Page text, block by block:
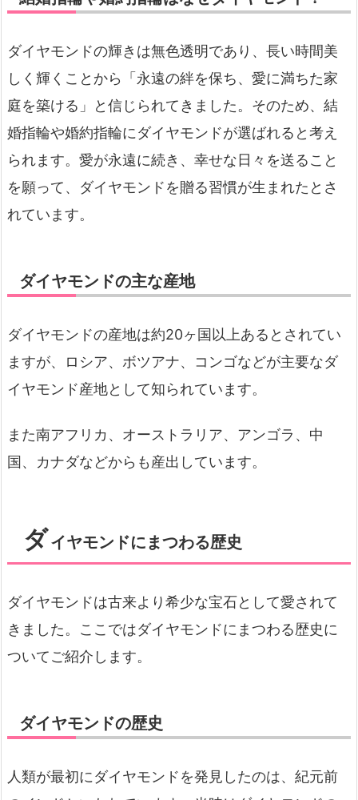
ダイヤモンドの輝きは無色透明であり、長い時間美
しく輝くことから「永遠の絆を保ち、愛に満ちた家
庭を築ける」と信じられてきました。そのため、結
婚指輪や婚約指輪にダイヤモンドが選ばれると考え
られます。愛が永遠に続き、幸せな日々を送ること
を願って、ダイヤモンドを贈る習慣が生まれたとさ
れています。
ダイヤモンドの主な産地
ダイヤモンドの産地は約20ヶ国以上あるとされてい
ますが、ロシア、ボツアナ、コンゴなどが主要なダ
イヤモンド産地として知られています。
また南アフリカ、オーストラリア、アンゴラ、中
国、カナダなどからも産出しています。
ダイヤモンドにまつわる歴史
ダイヤモンドは古来より希少な宝石として愛されて
きました。ここではダイヤモンドにまつわる歴史に
ついてご紹介します。
ダイヤモンドの歴史
人類が最初にダイヤモンドを発見したのは、紀元前